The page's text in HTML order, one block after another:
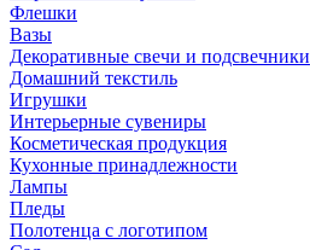
Флешки
Вазы
Декоративные свечи и подсвечники
Домашний текстиль
Игрушки
Интерьерные сувениры
Косметическая продукция
Кухонные принадлежности
Лампы
Пледы
Полотенца с логотипом